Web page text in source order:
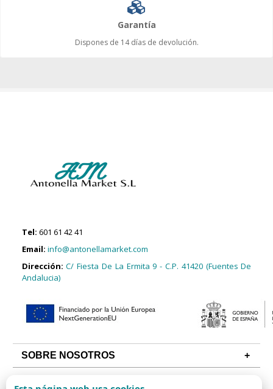
Garantía
Dispones de 14 días de devolución.
Tel: 601 61 42 41
Email: info@antonellamarket.com
Dirección:C/ Fiesta De La Ermita 9 - C.P. 41420 (Fuentes De
Andalucia)
SOBRE NOSOTROS